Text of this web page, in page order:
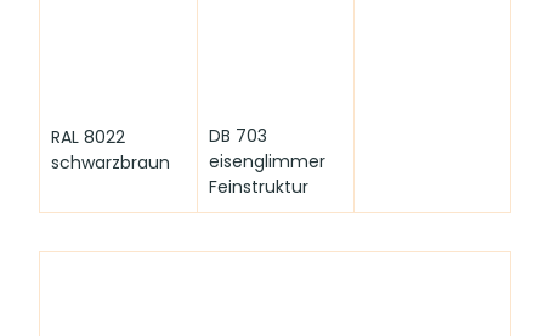
RAL 8022
schwarzbraun
DB 703
eisenglimmer
Feinstruktur